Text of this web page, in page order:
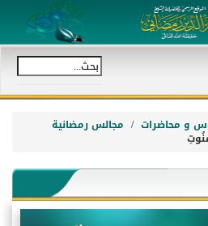
و محاضرات مجالس رمضانية